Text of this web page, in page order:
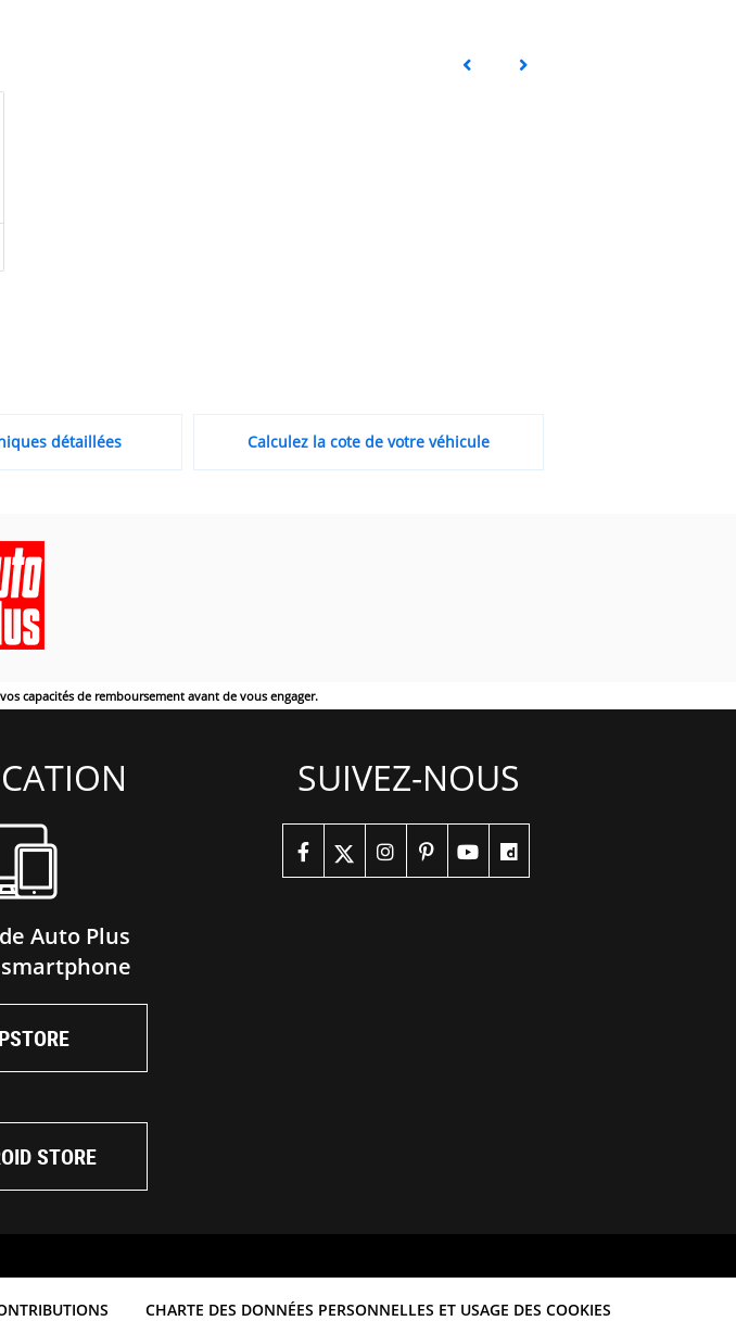
détaillées Calculez la cote de votre véhicule
capacités de remboursement avant de vous engager.
Auto Plus
STORE
SUIVEZ-NOUS
CHARTE DES DONNÉES PERSONNELLES ET USAGE DES COOKIES